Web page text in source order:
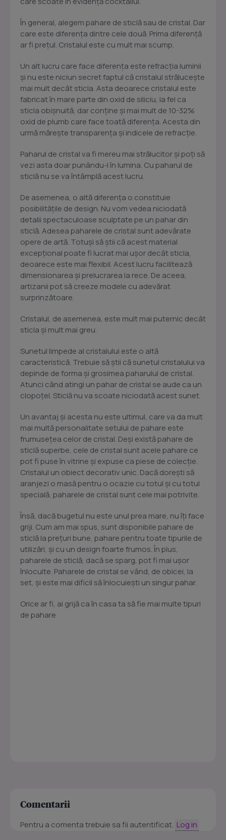
În general, alegem pahare de sticlă sau de cristal. Dar
care este diferența dintre cele două. Prima diferență
ar fi prețul. Cristalul este cu mult mai scump.
Un alt lucru care face diferența este refracția luminii
și nu este niciun secret faptul că cristalul strălucește
mai mult decât sticla. Asta deoarece cristalul este
fabricat în mare parte din oxid de siliciu, la fel ca
sticla obișnuită, dar conține și mai mult de 10-32%
oxid de plumb care face toată diferența. Acesta din
urmă mărește transparența și indicele de refracție.
Paharul de cristal va fi mereu mai strălucitor și poți să
vezi asta doar punându-l în lumina. Cu paharul de
sticlă nu se va întâmplă acest lucru.
De asemenea, o altă diferența o constituie
posibilitățile de design. Nu vom vedea niciodată
detalii spectaculoase sculptate pe un pahar din
sticlă. Adesea paharele de cristal sunt adevărate
opere de artă. Totuși să știi că acest material
excepțional poate fi lucrat mai ușor decât sticla,
deoarece este mai flexibil. Acest lucru facilitează
dimensionarea și prelucrarea la rece. De aceea,
artizanii pot să creeze modele cu adevărat
surprinzătoare.
Cristalul, de asemenea, este mult mai puternic decât
sticla și mult mai greu.
Sunetul limpede al cristalului este o altă
caracteristică. Trebuie să știi că sunetul cristalului va
depinde de forma și grosimea paharului de cristal.
Atunci când atingi un pahar de cristal se aude ca un
clopoțel. Sticlă nu va scoate niciodată acest sunet.
Un avantaj și acesta nu este ultimul, care va da mult
mai multă personalitate setului de pahare este
frumusețea celor de cristal. Deși există pahare de
sticlă superbe, cele de cristal sunt acele pahare ce
pot fi puse în vitrine și expuse ca piese de colecție.
Cristalul un obiect decorativ unic. Dacă dorești să
aranjezi o masă pentru o ocazie cu totul și cu totul
specială, paharele de cristal sunt cele mai potrivite.
Însă, dacă bugetul nu este unul prea mare, nu îți face
griji. Cum am mai spus, sunt disponibile pahare de
sticlă la prețuri bune, pahare pentru toate tipurile de
utilizări, și cu un design foarte frumos. În plus,
paharele de sticlă, dacă se sparg, pot fi mai ușor
înlocuite. Paharele de cristal se vând, de obicei, la
set, și este mai dificil să înlocuiești un singur pahar.
Orice ar fi, ai grijă ca în casa ta să fie mai multe tipuri
de pahare
Comentarii
Pentru a comenta trebuie sa fii autentificat. Log in